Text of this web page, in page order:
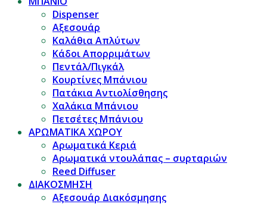
Dispenser
Αξεσουάρ
Καλάθια Απλύτων
Κάδοι Απορριμάτων
Πεντάλ/Πιγκάλ
Κουρτίνες Μπάνιου
Πατάκια Αντιολίσθησης
Χαλάκια Μπάνιου
Πετσέτες Μπάνιου
ΑΡΩΜΑΤΙΚΑ ΧΩΡΟΥ
Αρωματικά Κεριά
Αρωματικά ντουλάπας – συρταριών
Reed Diffuser
ΔΙΑΚΟΣΜΗΣΗ
Αξεσουάρ Διακόσμησης